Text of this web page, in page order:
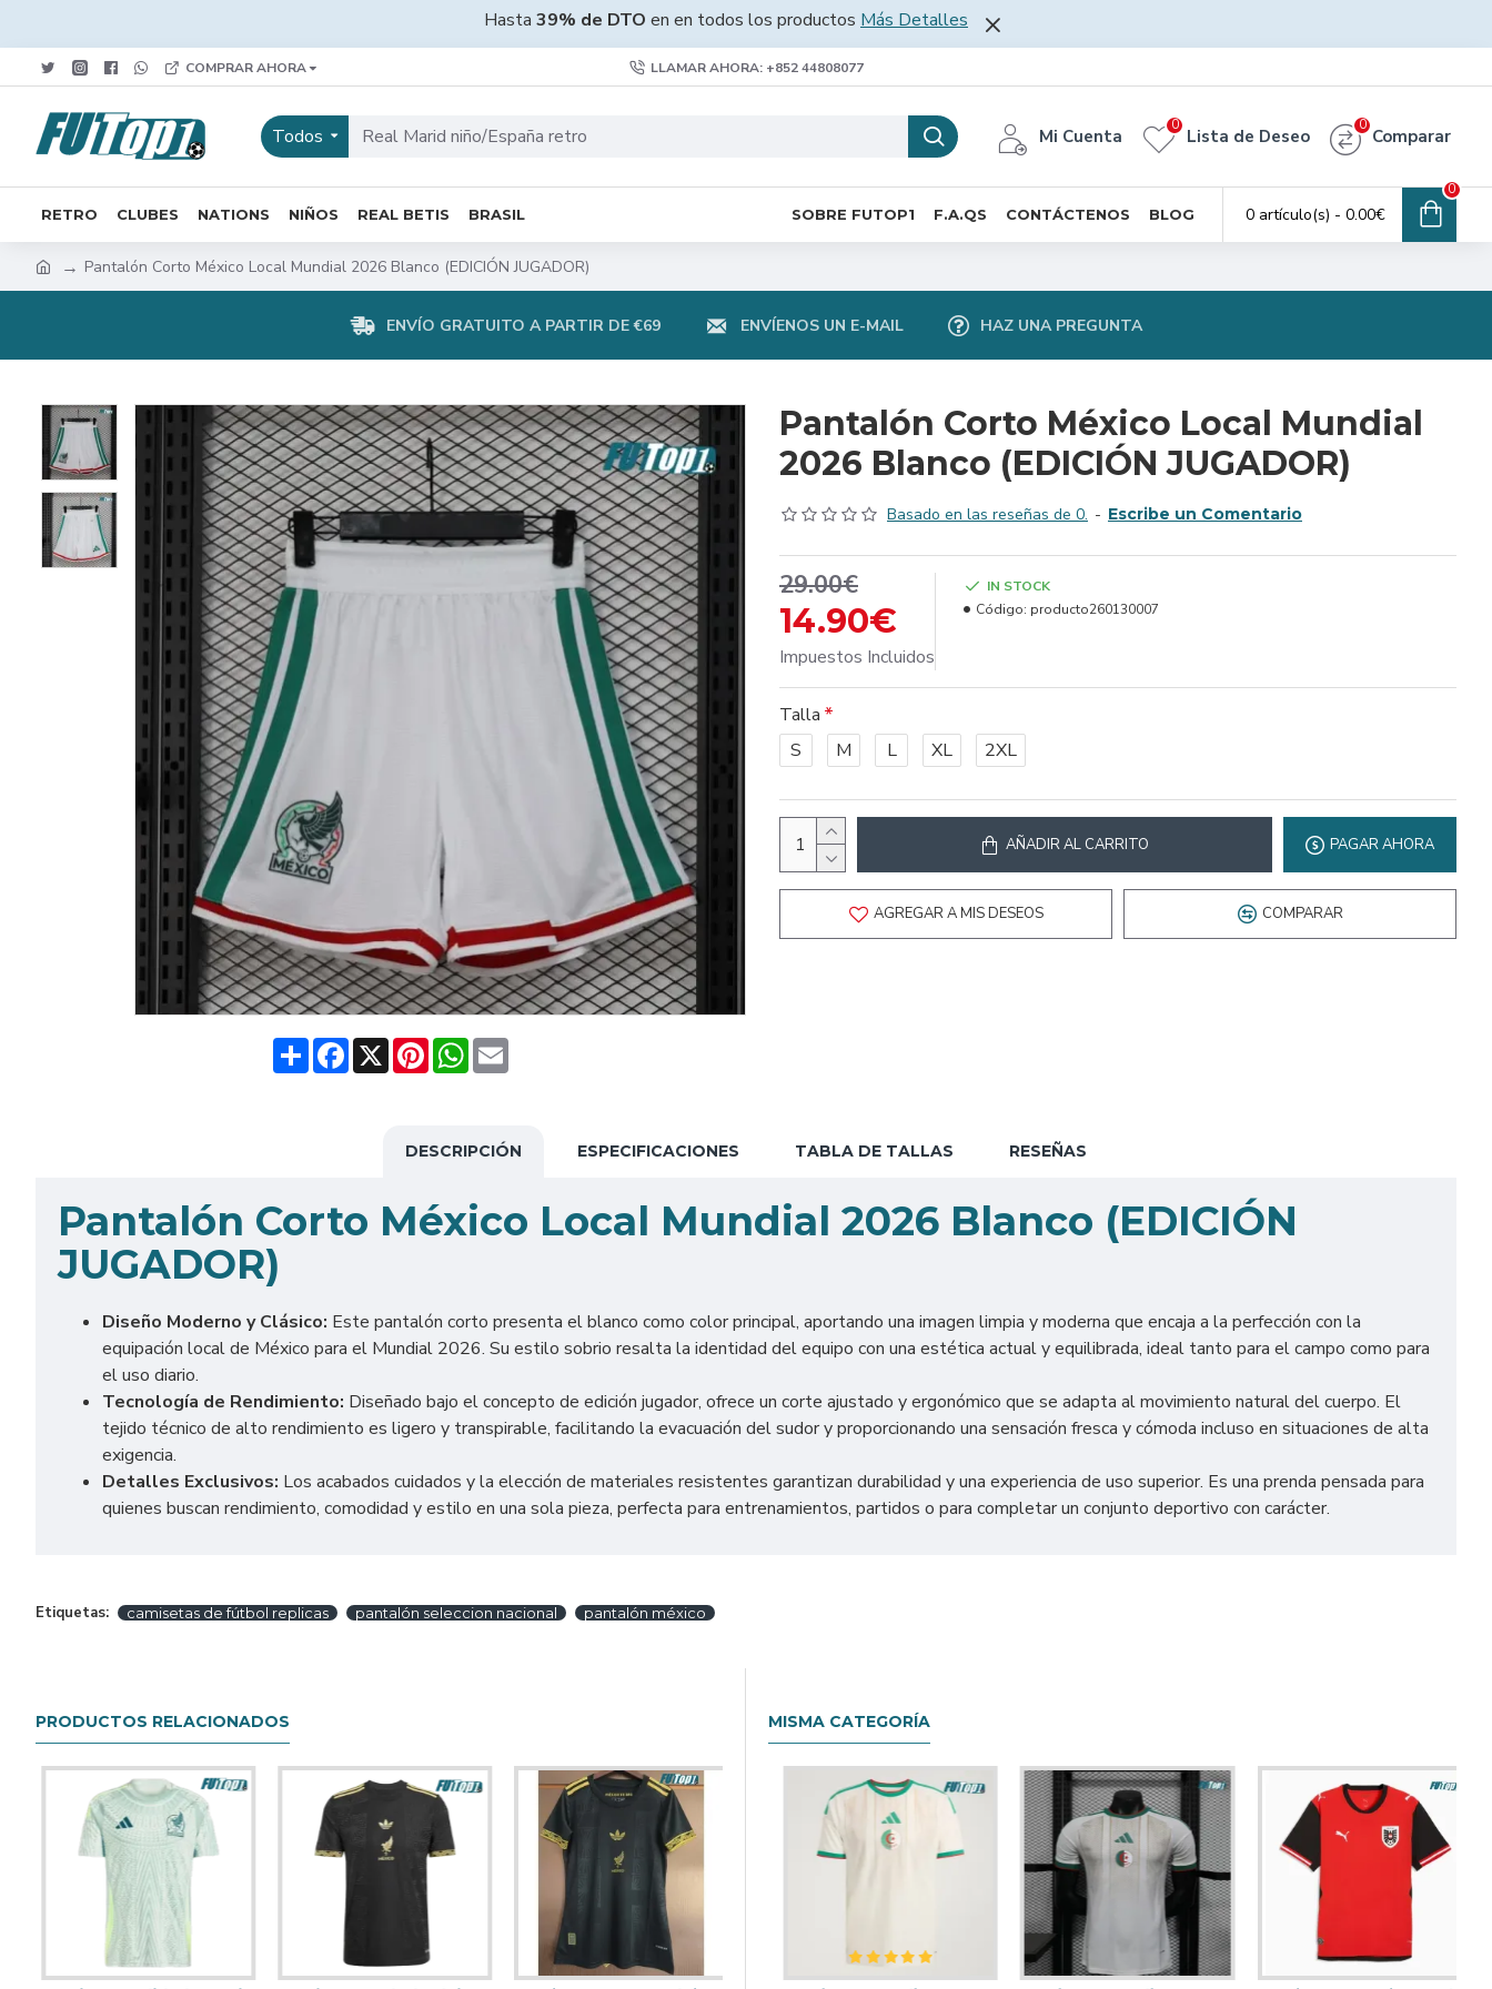
Hasta 39% de DTO en en todos los productos Más Detalles
COMPRAR AHORA LLAMAR AHORA: +852 44808077
Todos Mi Cuenta Lista de Deseo
0
Comparar
0
RETRO CLUBES NATIONS NIÑOS REAL BETIS BRASIL SOBRE FUTOP1 F.A.QS CONTÁCTENOS BLOG 0 artículo(s) - 0.00€
0
Pantalón Corto México Local Mundial 2026 Blanco (EDICIÓN JUGADOR)
ENVÍO GRATUITO A PARTIR DE €69 ENVÍENOS UN E-MAIL HAZ UNA PREGUNTA
ShareFacebook
X PinterestWhatsApp
Email
Pantalón Corto México Local Mundial
2026 Blanco (EDICIÓN JUGADOR)
Basado en las reseñas de 0. - Escribe un Comentario
14.90€
29.00€
Impuestos Incluidos
IN STOCK
Código: producto260130007
Talla
S
M L XL 2XL
AÑADIR AL CARRITO PAGAR AHORA
AGREGAR A MIS DESEOS COMPARAR
DESCRIPCIÓN ESPECIFICACIONES TABLA DE TALLAS RESEÑAS
Pantalón Corto México Local Mundial 2026 Blanco (EDICIÓN
JUGADOR)
Diseño Moderno y Clásico: Este pantalón corto presenta el blanco como color principal, aportando una imagen limpia y moderna que encaja a la perfección con la
equipación local de México para el Mundial 2026. Su estilo sobrio resalta la identidad del equipo con una estética actual y equilibrada, ideal tanto para el campo como para
el uso diario.
Tecnología de Rendimiento: Diseñado bajo el concepto de edición jugador, ofrece un corte ajustado y ergonómico que se adapta al movimiento natural del cuerpo. El
tejido técnico de alto rendimiento es ligero y transpirable, facilitando la evacuación del sudor y proporcionando una sensación fresca y cómoda incluso en situaciones de alta
exigencia.
Detalles Exclusivos: Los acabados cuidados y la elección de materiales resistentes garantizan durabilidad y una experiencia de uso superior. Es una prenda pensada para
quienes buscan rendimiento, comodidad y estilo en una sola pieza, perfecta para entrenamientos, partidos o para completar un conjunto deportivo con carácter.
Etiquetas: camisetas de fútbol replicas pantalón seleccion nacional pantalón méxico
PRODUCTOS RELACIONADOS MISMA CATEGORÍA